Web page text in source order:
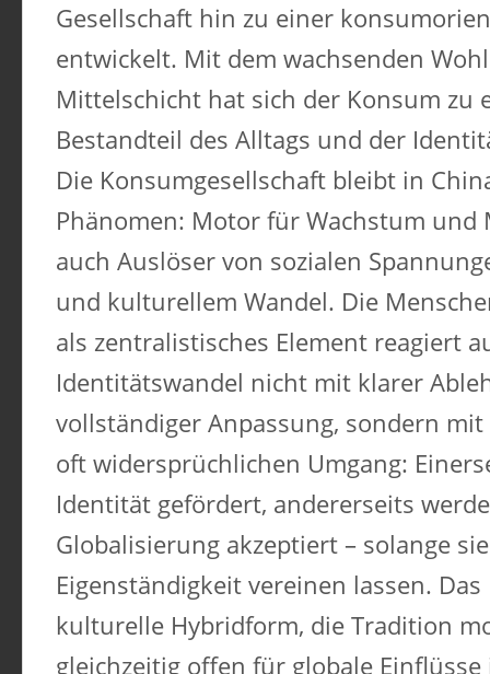
Gesellschaft hin zu einer
entwickelt. Mit dem wachsenden
Mittelschicht hat sich der Konsum zu
Bestandteil des Alltags und der
Die Konsumgesellschaft bleibt in
Phänomen: Motor für Wachstum und
auch Auslöser von sozialen
und kulturellem Wandel. Die
als zentralistisches Element reagiert
Identitätswandel nicht mit klarer
vollständiger Anpassung, sondern
oft widersprüchlichen Umgang:
Identität gefördert, andererseits
Globalisierung akzeptiert – solange
Eigenständigkeit vereinen lassen.
kulturelle Hybridform, die Tradition
gleichzeitig offen für globale